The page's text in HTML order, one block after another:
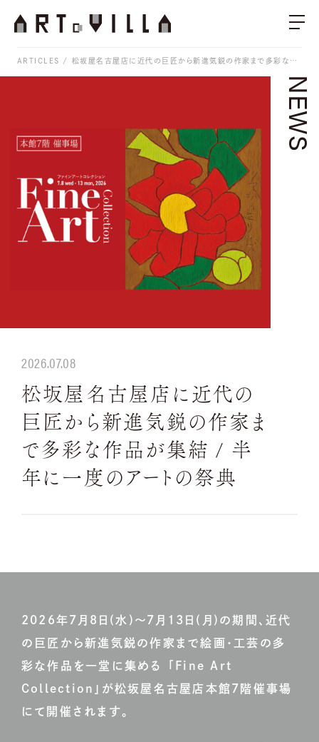
ARTICLES 松坂屋名古屋店に近代の巨匠から新進気鋭の作家まで多彩な作品が集結 / 半年に一度のアートの祭典
NEWS
2026.07.08
松坂屋名古屋店に近代の
巨匠から新進気鋭の作家ま
で多彩な作品が集結 / 半
年に一度のアートの祭典
2026年7月8日(水)～7月13日(月)の期間、近代
の巨匠から新進気鋭の作家まで絵画・工芸の多
彩な作品を一堂に集める 「Fine Art
Collection」が松坂屋名古屋店本館7階催事場
にて開催されます。